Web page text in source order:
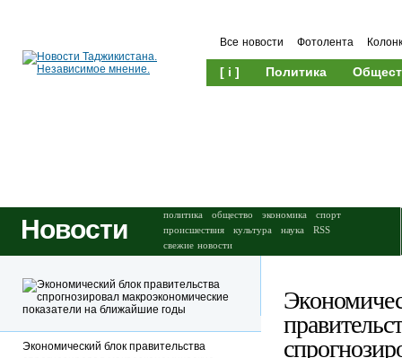
Все новости Фотолента
[ i ] Политика
Новости политика общество экономика
спорт
происшествия
культура наука
RSS
свежие новости
Экономический блок правительства